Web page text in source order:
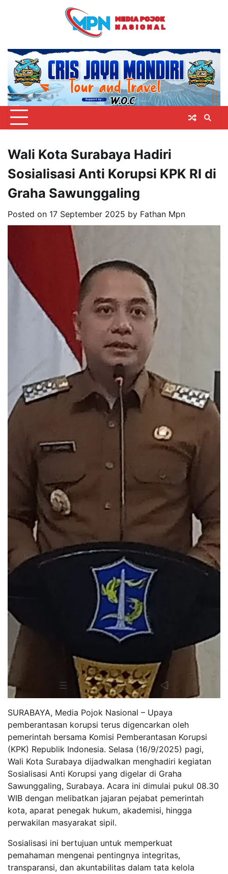
Wali Kota Surabaya Hadiri
Sosialisasi Anti Korupsi KPK RI di
Graha Sawunggaling
Posted on 17 September 2025 by Fathan Mpn
SURABAYA, Media Pojok Nasional – Upaya
pemberantasan korupsi terus digencarkan oleh
pemerintah bersama Komisi Pemberantasan Korupsi
(KPK) Republik Indonesia. Selasa (16/9/2025) pagi,
Wali Kota Surabaya dijadwalkan menghadiri kegiatan
Sosialisasi Anti Korupsi yang digelar di Graha
Sawunggaling, Surabaya. Acara ini dimulai pukul 08.30
WIB dengan melibatkan jajaran pejabat pemerintah
kota, aparat penegak hukum, akademisi, hingga
perwakilan masyarakat sipil.
Sosialisasi ini bertujuan untuk memperkuat
pemahaman mengenai pentingnya integritas,
transparansi, dan akuntabilitas dalam tata kelola